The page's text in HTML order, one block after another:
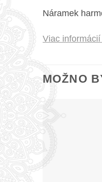
Náramek
Viac
MOŽNO